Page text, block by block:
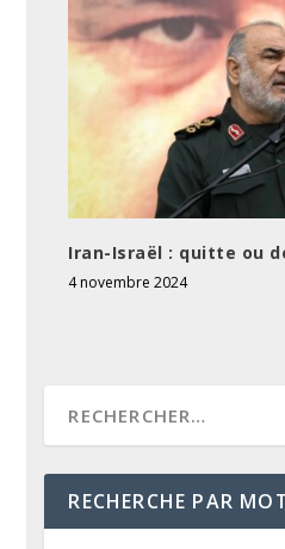
Iran-Israël : quitte ou
4 novembre 2024
RECHERCHE PAR